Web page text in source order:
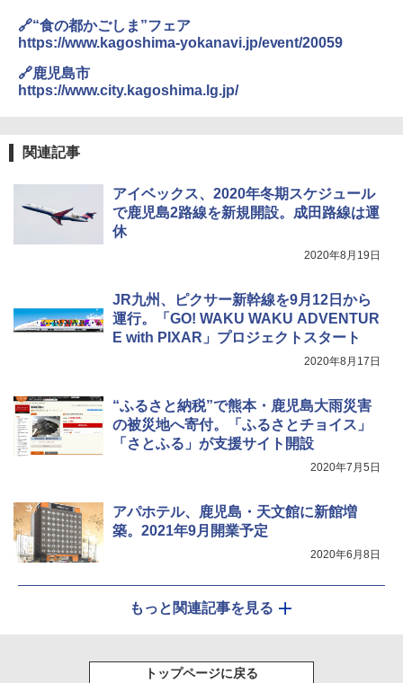
秒）射程5～10m 安全ロック搭載 携帯収納袋
付き ヒグマ・イノシシ対策 自治体・教育機
送
-08EX カーキ ソロキャンプ ポリエステル フ
レーム ドーム型 テント
通気窓付き】収納袋付き UVカット 防水 防災
コンパクト iimono117 (ブルー)
🔗“食の都かごしま”フェア
https://www.kagoshima-yokanavi.jp/event/20059
🔗鹿児島市
https://www.city.kagoshima.lg.jp/
関連記事
アイベックス、2020年冬期スケジュール
で鹿児島2路線を新規開設。成田路線は運
休
2020年8月19日
JR九州、ピクサー新幹線を9月12日から
運行。「GO! WAKU WAKU ADVENTUR
E with PIXAR」プロジェクトスタート
2020年8月17日
“ふるさと納税”で熊本・鹿児島大雨災害
の被災地へ寄付。「ふるさとチョイス」
「さとふる」が支援サイト開設
2020年7月5日
アパホテル、鹿児島・天文館に新館増
築。2021年9月開業予定
2020年6月8日
もっと関連記事を見る
トップページに戻る